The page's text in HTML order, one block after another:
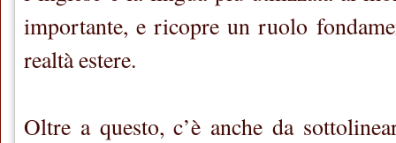
importante, e ricopre un ruolo
realtà estere.
Oltre a questo, c’è anche da